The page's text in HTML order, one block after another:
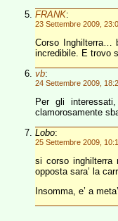
FRANK:
23 Settembre 2009,
Corso Inghilterra…
incredibile. E trovo
vb:
24 Settembre 2009,
Per gli interessati,
clamorosamente
Lobo:
25 Settembre 2009,
si corso inghilterra
opposta sara’ la
Insomma, e’ a meta’